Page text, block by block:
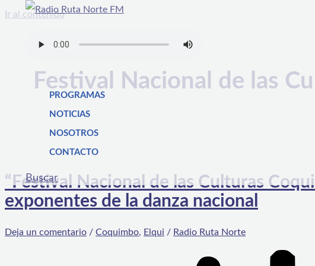
Ir al contenido
PROGRAMAS
NOTICIAS
NOSOTROS
CONTACTO
Buscar
Festival Nacional de las
“Festival Nacional de las Culturas
exponentes de la danza nacional
Deja un comentario / Coquimbo, Elqui / Radio Ruta Norte